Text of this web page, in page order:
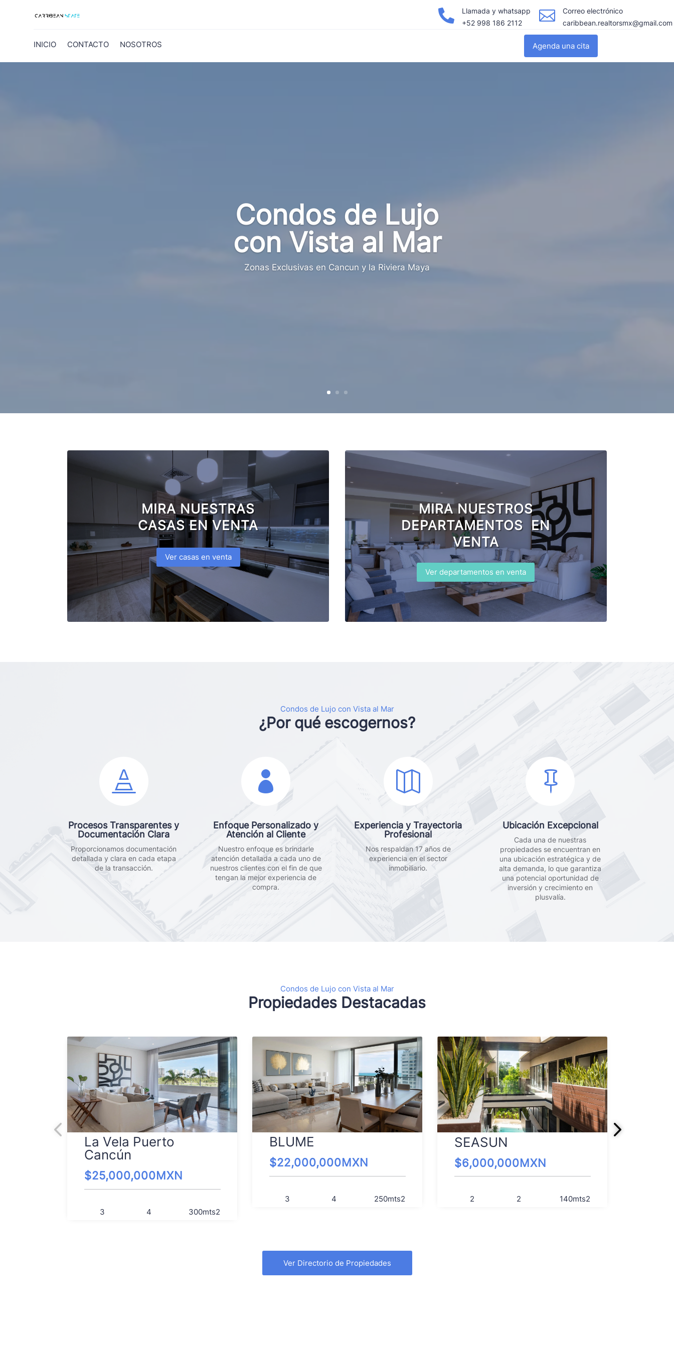

Llamada y whatsapp
+52 998 186 2112

Correo electrónico
caribbean.realtorsmx@gmail.com
INICIO CONTACTO NOSOTROS Agenda una cita
Condos de Lujo
con Vista al Mar
Zonas Exclusivas en Cancun y la Riviera Maya
MIRA NUESTRAS
CASAS EN VENTA
Ver casas en venta
MIRA NUESTROS
DEPARTAMENTOS EN
VENTA
Ver departamentos en venta
Condos de Lujo con Vista al Mar
¿Por qué escogernos?

Procesos Transparentes y
Documentación Clara
Proporcionamos documentación
detallada y clara en cada etapa
de la transacción.

Enfoque Personalizado y
Atención al Cliente
Nuestro enfoque es brindarle
atención detallada a cada uno de
nuestros clientes con el fin de que
tengan la mejor experiencia de
compra.

Experiencia y Trayectoria
Profesional
Nos respaldan 17 años de
experiencia en el sector
inmobiliario.

Ubicación Excepcional
Cada una de nuestras
propiedades se encuentran en
una ubicación estratégica y de
alta demanda, lo que garantiza
una potencial oportunidad de
inversión y crecimiento en
plusvalía.
Condos de Lujo con Vista al Mar
Propiedades Destacadas
La Vela Puerto
Cancún
$25,000,000MXN
3 4 300mts2
BLUME
$22,000,000MXN
3 4 250mts2
SEASUN
$6,000,000MXN
2 2 140mts2
Ver Directorio de Propiedades